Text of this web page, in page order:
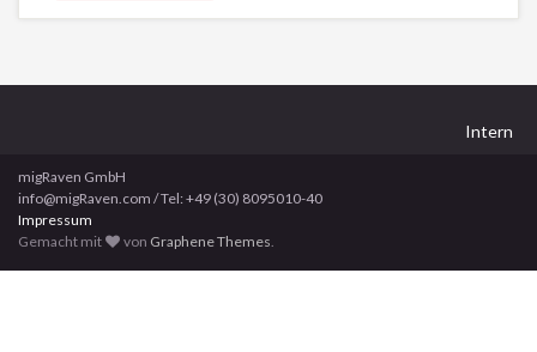
Intern
migRaven GmbH
info@migRaven.com / Tel: +49 (30) 8095010-40
Impressum
Gemacht mit
von Graphene Themes